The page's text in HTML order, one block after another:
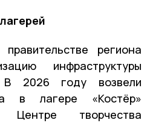
региона
инфраструктуры
В 2026 году возвели
в лагере «Костёр»
творчества